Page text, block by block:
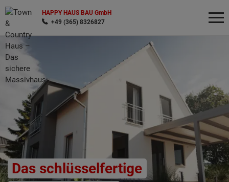
HAPPY HAUS BAU GmbH
+49 (365) 8326827
Das schlüsselfertige
Wonach möchten Sie suchen?